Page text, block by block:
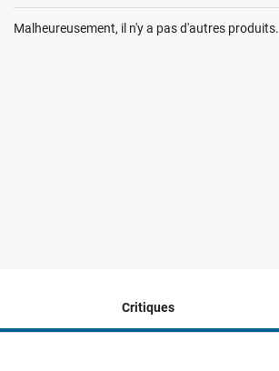
Malheureusement, il n'y a pas d'autres produits.
Critiques